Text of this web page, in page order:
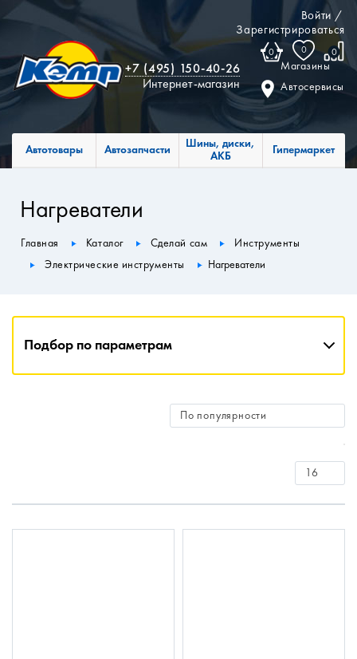
Войти /
Зарегистрироваться
0 0 0
Магазины
Автосервисы
+7 (495) 150-40-26
Интернет-магазин
Автотовары Автозапчасти
Шины, диски,
АКБ
Гипермаркет
Нагреватели
Главная Каталог Сделай сам
Инструменты
Электрические инструменты
Нагреватели
Подбор по параметрам